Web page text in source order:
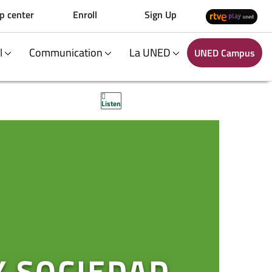
center Enroll Sign Up
Communication La UNED UNED Campus
Listen